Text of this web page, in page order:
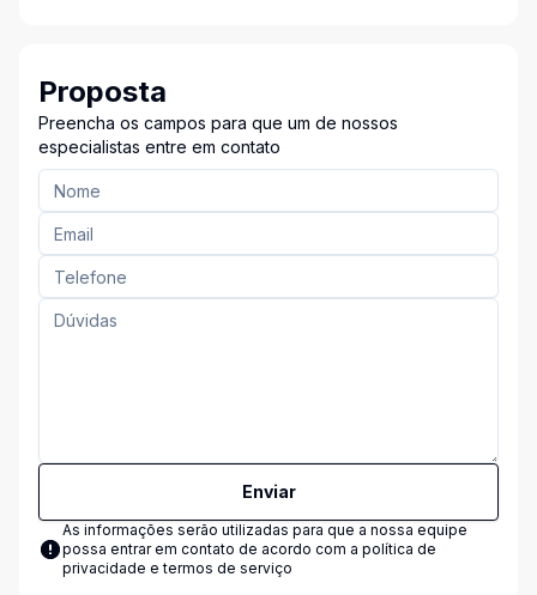
Proposta
Preencha os campos para que um de nossos
especialistas entre em contato
Enviar
As informações serão utilizadas para que a nossa equipe
possa entrar em contato de acordo com a política de
privacidade e termos de serviço